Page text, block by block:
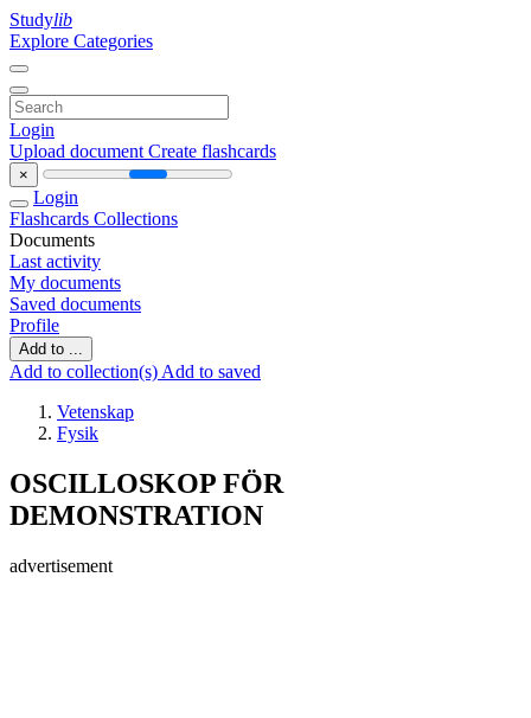
Studylib
Explore Categories
Login
Upload document Create flashcards
×
Login
Flashcards Collections
Documents
Last activity
My documents
Saved documents
Profile
Add to ...
Add to collection(s) Add to saved
Vetenskap
Fysik
OSCILLOSKOP FÖR
DEMONSTRATION
advertisement